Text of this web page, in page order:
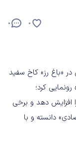
0 0
در «باغ رز» کاخ سفید
کرد؛
افزایش دهد و برخی
دانسته و با